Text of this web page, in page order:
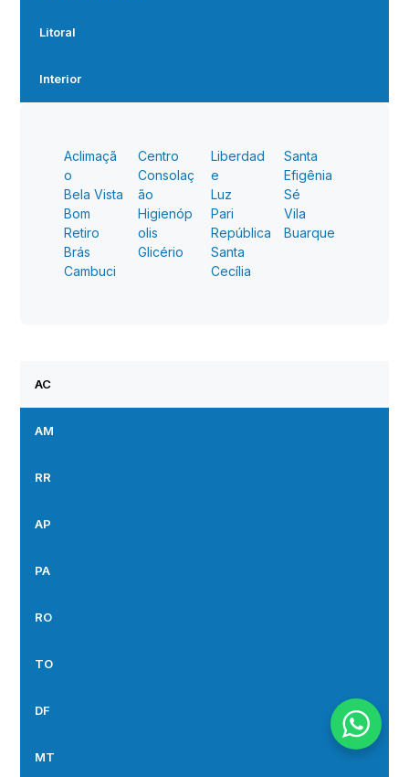
Litoral
Interior
Aclimaçã
o
Bela Vista
Bom
Retiro
Brás
Cambuci
Centro
Consolaç
ão
Higienóp
olis
Glicério
Liberdad
e
Luz
Pari
República
Santa
Cecília
Santa
Efigênia
Sé
Vila
Buarque
AC
AM
RR
AP
PA
RO
TO
DF
MT